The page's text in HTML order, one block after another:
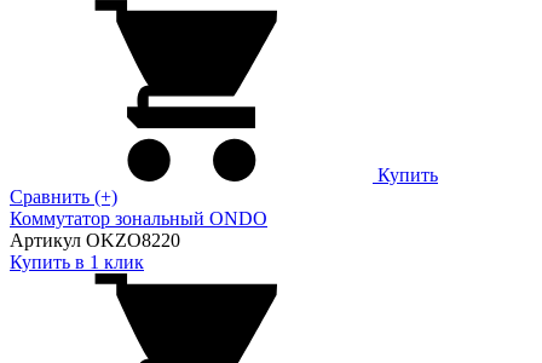
Купить
Сравнить (+)
Коммутатор зональный ONDO
Артикул OKZO8220
Купить в 1 клик